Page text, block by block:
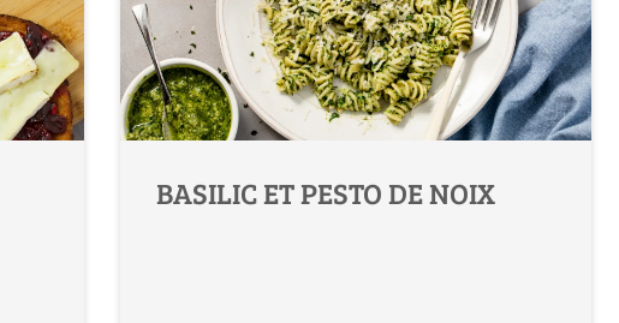
BASILIC ET PESTO DE NOIX